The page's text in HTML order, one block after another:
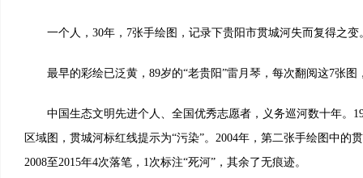
一个人，30年，7张手绘图，记录下贵阳市贯城河失而复得之变
最早的彩绘已泛黄，89岁的“老贵阳”雷月琴，每次翻阅这7张图
中国生态文明先进个人、全国优秀志愿者，义务巡河数十年。
区域图，贯城河标红线提示为“污染”。2004年，第二张手绘图中的
2008至2015年4次落笔，1次标注“死河”，其余了无痕迹。